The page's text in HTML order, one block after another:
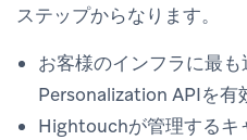
ステップからなります。
お客様のインフラに最
Personalization APIを有
Hightouchが管理するキ